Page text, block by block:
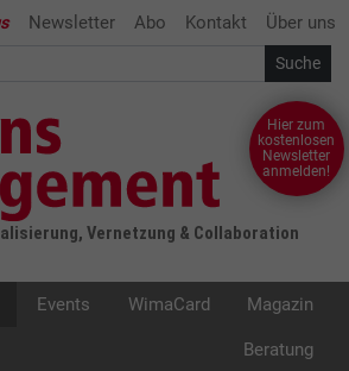
Newsletter Abo Kontakt Über uns
Vernetzung & Collaboration
Hier zum
kostenlosen
Newsletter
anmelden!
Events WimaCard Magazin
Beratung